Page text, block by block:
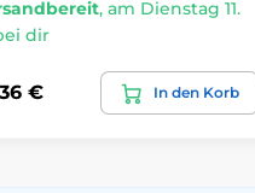
, am Dienstag 11.
dir
€ In den Korb